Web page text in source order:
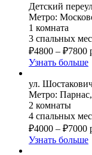
Детский
Метро:
1 комната
3 спальных
₽4800 – ₽7800
Узнать больше
ул.
Метро:
2 комнаты
4 спальных
₽4000 – ₽7000
Узнать больше